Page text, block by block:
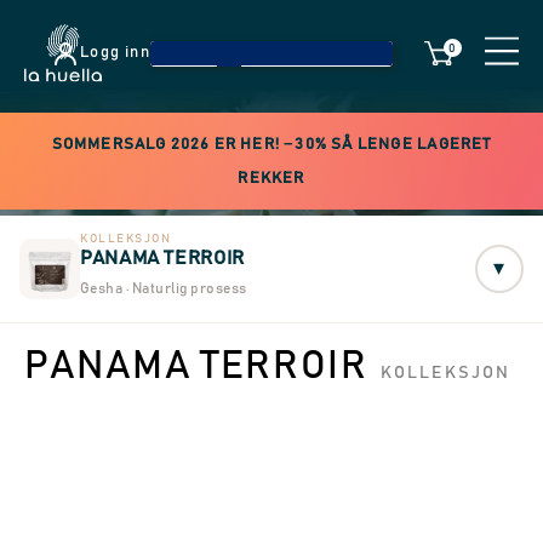
Logg inn 0
SOMMERSALG 2026 ER HER! −30% SÅ LENGE LAGERET
REKKER
KOLLEKSJON
PANAMA TERROIR
Gesha · Naturlig prosess
▾
PANAMA TERROIR KOLLEKSJON